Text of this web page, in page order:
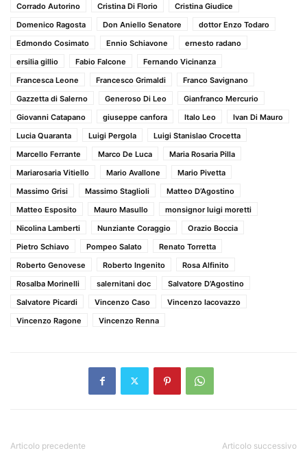
Corrado Autorino
Cristina Di Florio
Cristina Giudice
Domenico Ragosta
Don Aniello Senatore
dottor Enzo Todaro
Edmondo Cosimato
Ennio Schiavone
ernesto radano
ersilia gillio
Fabio Falcone
Fernando Vicinanza
Francesca Leone
Francesco Grimaldi
Franco Savignano
Gazzetta di Salerno
Generoso Di Leo
Gianfranco Mercurio
Giovanni Catapano
giuseppe canfora Italo Leo
Ivan Di Mauro
Lucia Quaranta
Luigi Pergola
Luigi Stanislao Crocetta
Marcello Ferrante
Marco De Luca
Maria Rosaria Pilla
Mariarosaria Vitiello
Mario Avallone
Mario Pivetta
Massimo Grisi
Massimo Staglioli
Matteo D’Agostino
Matteo Esposito
Mauro Masullo
monsignor luigi moretti
Nicolina Lamberti
Nunziante Coraggio
Orazio Boccia
Pietro Schiavo
Pompeo Salato
Renato Torretta
Roberto Genovese
Roberto Ingenito
Rosa Alfinito
Rosalba Morinelli
salernitani doc
Salvatore D’Agostino
Salvatore Picardi
Vincenzo Caso
Vincenzo Iacovazzo
Vincenzo Ragone
Vincenzo Renna
Articolo precedente Articolo successivo